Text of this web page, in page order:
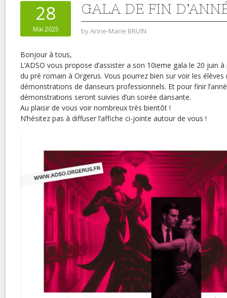
28
Mai 2025
GALA DE FIN
byAnne-Marie BRUIN
Bonjour à tous,
L’ADSO vous propose d’assister a son 10ieme gala le 20 juin
du pré romain à Orgerus. Vous pourrez bien sur voir les élèves
démonstrations de danseurs professionnels. Et pour finir
démonstrations seront suivies d’un soirée dansante.
Au plaisir de vous voir nombreux très bientôt !
N’hésitez pas à diffuser l’affiche ci-jointe autour de vous !